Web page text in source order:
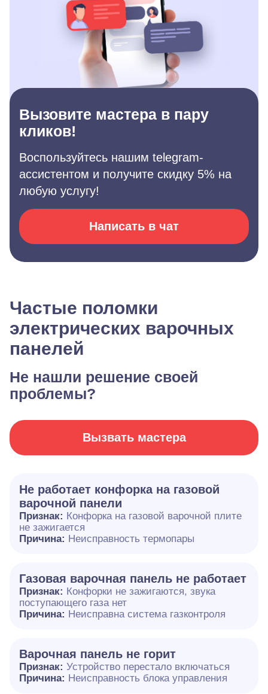
Вызовите мастера в пару
кликов!
Воспользуйтесь нашим telegram-
ассистентом и получите скидку 5% на
любую услугу!
Написать в чат
Частые поломки
электрических варочных
панелей
Не нашли решение своей
проблемы?
Вызвать мастера
Не работает конфорка на газовой
варочной панели
Признак: Конфорка на газовой варочной плите
не зажигается
Причина: Неисправность термопары
Газовая варочная панель не работает
Признак: Конфорки не зажигаются, звука
поступающего газа нет
Причина: Неисправна система газконтроля
Варочная панель не горит
Признак: Устройство перестало включаться
Причина: Неисправность блока управления